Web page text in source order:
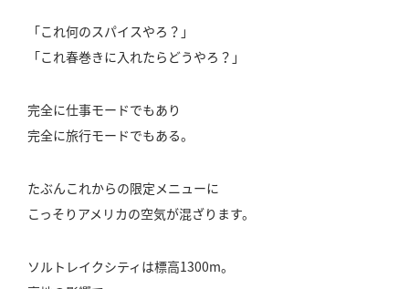
「これ何のスパイスやろ？」
「これ春巻きに入れたらどうやろ？」
完全に仕事モードでもあり
完全に旅行モードでもある。
たぶんこれからの限定メニューに
こっそりアメリカの空気が混ざります。
ソルトレイクシティは標高1300m。